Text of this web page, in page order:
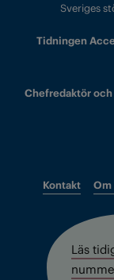
Sveriges
Tidningen
Chefredaktör och
Kontakt Om
Läs